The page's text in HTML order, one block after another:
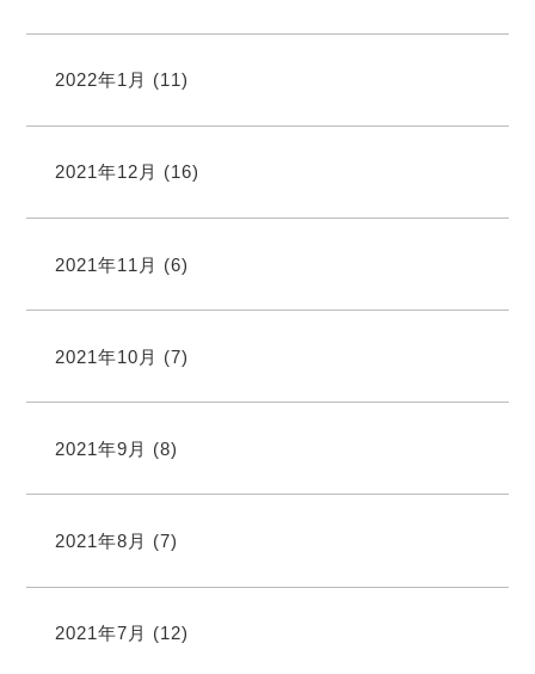
2022年1月 (11)
2021年12月 (16)
2021年11月 (6)
2021年10月 (7)
2021年9月 (8)
2021年8月 (7)
2021年7月 (12)